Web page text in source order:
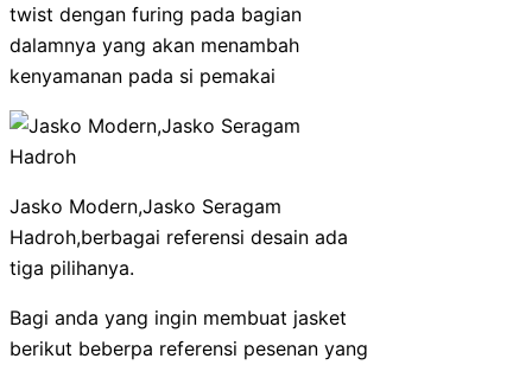
twist dengan furing pada bagian
dalamnya yang akan menambah
kenyamanan pada si pemakai
Jasko Modern,Jasko Seragam
Hadroh,berbagai referensi desain ada
tiga pilihanya.
Bagi anda yang ingin membuat jasket
berikut beberpa referensi pesenan yang